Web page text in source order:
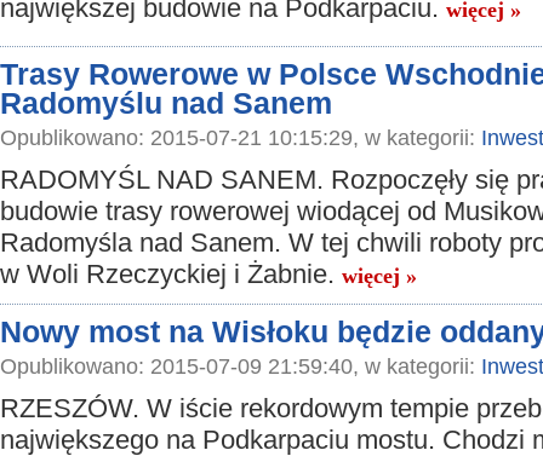
największej budowie na Podkarpaciu. więcej »
Trasy Rowerowe w Polsce
Radomyślu nad Sanem
Opublikowano: 2015-07-21 10:15:29, w kategorii:
RADOMYŚL NAD SANEM. Rozpoczęły się
budowie trasy rowerowej wiodącej od
Radomyśla nad Sanem. W tej chwili roboty
w Woli Rzeczyckiej i Żabnie. więcej »
Nowy most na Wisłoku będzie
Opublikowano: 2015-07-09 21:59:40, w kategorii:
RZESZÓW. W iście rekordowym tempie
największego na Podkarpaciu mostu. Chodzi